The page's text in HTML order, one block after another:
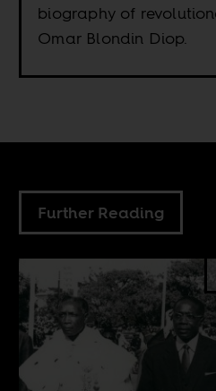
biography of
Omar Blondin Diop.
Further Reading